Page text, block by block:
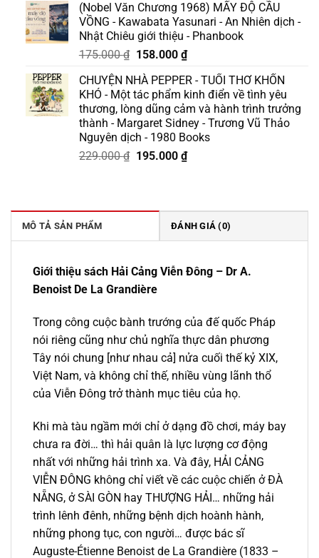
là:
129.000 ₫.
tại
là:
110.000 ₫.
(Nobel Văn Chương 1968) MẤY ĐỘ CẦU
VỒNG - Kawabata Yasunari - An Nhiên dịch -
Nhật Chiêu giới thiệu - Phanbook
175.000₫ Giá
là:
175.000 ₫.
158.000 ₫Giá
tại
là:
158.000 ₫.
CHUYỆN NHÀ PEPPER - TUỔI THƠ KHỐN
KHÓ - Một tác phẩm kinh điển về tình yêu
thương, lòng dũng cảm và hành trình trưởng
thành - Margaret Sidney - Trương Vũ Thảo
Nguyên dịch - 1980 Books
229.000₫ Giá
195.000 ₫Giá
195.000 ₫.
MÔ TẢ SẢN PHẨM ĐÁNH GIÁ (0)
Giới thiệu sách Hải Cảng Viễn Đông – Dr A.
Benoist De La Grandière
Trong công cuộc bành trướng của đế quốc Pháp
nói riêng cũng như chủ nghĩa thực dân phương
Tây nói chung [như nhau cả] nửa cuối thế kỷ XIX,
Việt Nam, và không chỉ thế, nhiều vùng lãnh thổ
của Viễn Đông trở thành mục tiêu của họ.
Khi mà tàu ngầm mới chỉ ở dạng đồ chơi, máy bay
chưa ra đời… thì hải quân là lực lượng cơ động
nhất với những hải trình xa. Và đây, HẢI CẢNG
VIỄN ĐÔNG không chỉ viết về các cuộc chiến ở ĐÀ
NẴNG, ở SÀI GÒN hay THƯỢNG HẢI… những hải
trình lênh đênh, những bệnh dịch hoành hành,
những phong tục, con người… được bác sĩ
Auguste-Étienne Benoist de La Grandière (1833 –